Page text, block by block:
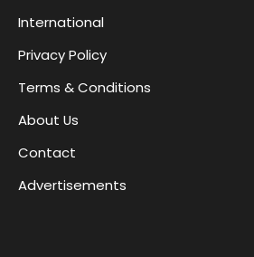
International
Privacy Policy
Terms & Conditions
About Us
Contact
Advertisements